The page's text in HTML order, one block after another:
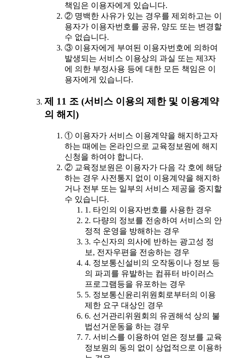
책임은 이용자에게 있습니다.
② 명백한 사유가 있는 경우를 제외하고는 이
용자가 이용자번호를 공유, 양도 또는 변경할
수 없습니다.
③ 이용자에게 부여된 이용자번호에 의하여
발생되는 서비스 이용상의 과실 또는 제3자
에 의한 부정사용 등에 대한 모든 책임은 이
용자에게 있습니다.
제 11 조 (서비스 이용의 제한 및 이용계약
의 해지)
① 이용자가 서비스 이용계약을 해지하고자
하는 때에는 온라인으로 교육정보원에 해지
신청을 하여야 합니다.
② 교육정보원은 이용자가 다음 각 호에 해당
하는 경우 사전통지 없이 이용계약을 해지하
거나 전부 또는 일부의 서비스 제공을 중지할
수 있습니다.
1. 타인의 이용자번호를 사용한 경우
2. 다량의 정보를 전송하여 서비스의 안
정적 운영을 방해하는 경우
3. 수신자의 의사에 반하는 광고성 정
보, 전자우편을 전송하는 경우
4. 정보통신설비의 오작동이나 정보 등
의 파괴를 유발하는 컴퓨터 바이러스
프로그램등을 유포하는 경우
5. 정보통신윤리위원회로부터의 이용
제한 요구 대상인 경우
6. 선거관리위원회의 유권해석 상의 불
법선거운동을 하는 경우
7. 서비스를 이용하여 얻은 정보를 교육
정보원의 동의 없이 상업적으로 이용하